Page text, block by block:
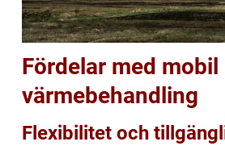
Fördelar med mobil
värmebehandling
Flexibilitet och